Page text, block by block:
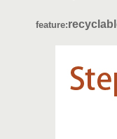
feature: